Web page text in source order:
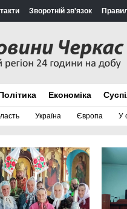
Зворотній зв'язок
Україна Європа У
Економіка